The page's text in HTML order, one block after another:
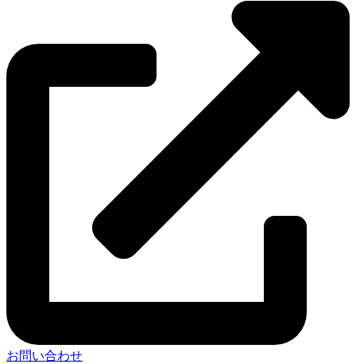
お問い合わせ